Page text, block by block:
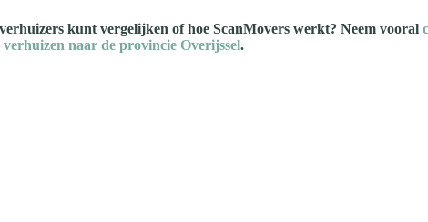
kunt vergelijken of hoe ScanMovers werkt? Neem vooral
verhuizen naar de provincie Overijssel.